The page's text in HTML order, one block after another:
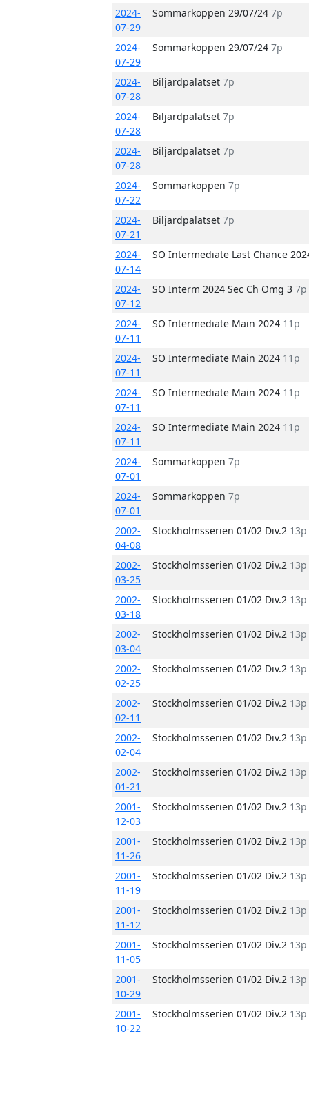
2024-
07-29
Sommarkoppen 29/07/24 7p
2024-
07-29
Sommarkoppen 29/07/24 7p
2024-
07-28
Biljardpalatset 7p
2024-
07-28
Biljardpalatset 7p
2024-
07-28
Biljardpalatset 7p
2024-
07-22
Sommarkoppen 7p
2024-
07-21
Biljardpalatset 7p
2024-
07-14
SO Intermediate Last Chance
2024-
07-12
SO Interm 2024 Sec Ch Omg 3 7p
2024-
07-11
SO Intermediate Main 2024 11p
2024-
07-11
SO Intermediate Main 2024 11p
2024-
07-11
SO Intermediate Main 2024 11p
2024-
07-11
SO Intermediate Main 2024 11p
2024-
07-01
Sommarkoppen 7p
2024-
07-01
Sommarkoppen 7p
2002-
04-08
Stockholmsserien 01/02 Div.2 13p
2002-
03-25
Stockholmsserien 01/02 Div.2 13p
2002-
03-18
Stockholmsserien 01/02 Div.2 13p
2002-
03-04
Stockholmsserien 01/02 Div.2 13p
2002-
02-25
Stockholmsserien 01/02 Div.2 13p
2002-
02-11
Stockholmsserien 01/02 Div.2 13p
2002-
02-04
Stockholmsserien 01/02 Div.2 13p
2002-
01-21
Stockholmsserien 01/02 Div.2 13p
2001-
12-03
Stockholmsserien 01/02 Div.2 13p
2001-
11-26
Stockholmsserien 01/02 Div.2 13p
2001-
11-19
Stockholmsserien 01/02 Div.2 13p
2001-
11-12
Stockholmsserien 01/02 Div.2 13p
2001-
11-05
Stockholmsserien 01/02 Div.2 13p
2001-
10-29
Stockholmsserien 01/02 Div.2 13p
2001-
10-22
Stockholmsserien 01/02 Div.2 13p